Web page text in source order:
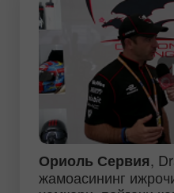
Ориоль Сервия,
жамоасининг